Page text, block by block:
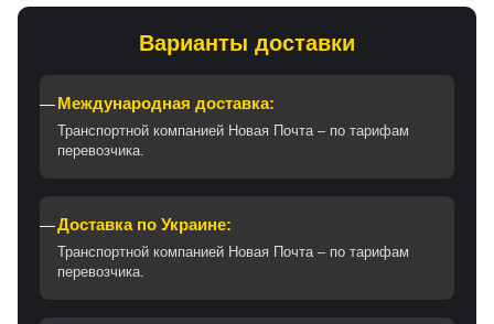
Варианты доставки
Международная доставка:
Транспортной компанией Новая Почта – по тарифам
перевозчика.
Доставка по Украине:
Транспортной компанией Новая Почта – по тарифам
перевозчика.